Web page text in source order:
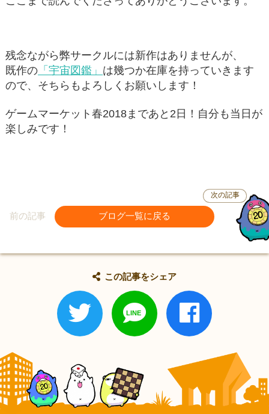
残念ながら弊サークルには新作はありませんが、
既作の 「宇宙図鑑」 は幾つか在庫を持っていきます
ので、そちらもよろしくお願いします！
ゲームマーケット春2018まであと2日！自分も当日が
楽しみです！
前の記事 ブログ一覧に戻る
次の記事
この記事をシェア